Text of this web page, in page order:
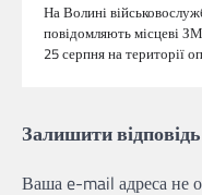
На Волині
повідомляють місцеві
25 серпня на території
Залишити відповідь
Ваша e-mail адреса не